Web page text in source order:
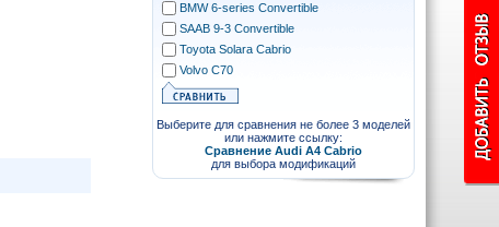
BMW 6-series Convertible
SAAB 9-3 Convertible
Toyota Solara Cabrio
Volvo C70
Выберите для сравнения не более 3 моделей
или нажмите ссылку:
Сравнение Audi A4 Cabrio
для выбора модификаций